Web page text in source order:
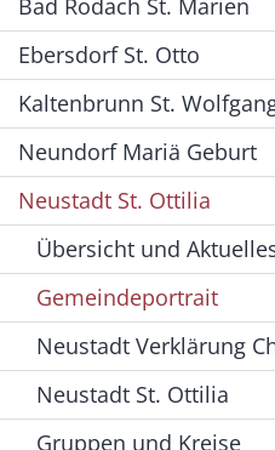
Bad Rodach St. Marien
Ebersdorf St. Otto
Kaltenbrunn St.
Neundorf Mariä Geburt
Neustadt St. Ottilia
Übersicht und
Gemeindeportrait
Neustadt Verklärung
Neustadt St. Ottilia
Gruppen und Kreise